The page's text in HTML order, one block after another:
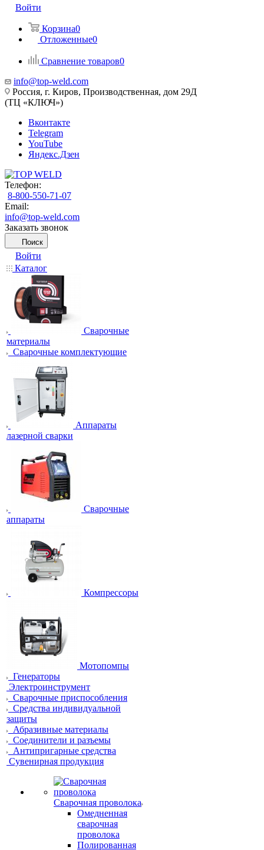
Войти
Корзина0
Отложенные0
Сравнение товаров0
info@top-weld.com
Россия, г. Киров, Производственная, дом 29Д
(ТЦ «КЛЮЧ»)
Вконтакте
Telegram
YouTube
Яндекс.Дзен
Телефон:
8-800-550-71-07
Email:
info@top-weld.com
Заказать звонок
Поиск
Войти
Каталог
Сварочные
материалы
Сварочные комплектующие
Аппараты
лазерной сварки
Сварочные
аппараты
Компрессоры
Мотопомпы
Генераторы
Электроинструмент
Сварочные приспособления
Средства индивидуальной
защиты
Абразивные материалы
Соединители и разъемы
Антипригарные средства
Сувенирная продукция
Сварочная проволока
Омедненная
сварочная
проволока
Полированная